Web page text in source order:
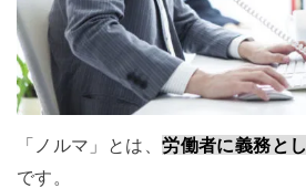
「ノルマ」とは、労働者に義務と
です。